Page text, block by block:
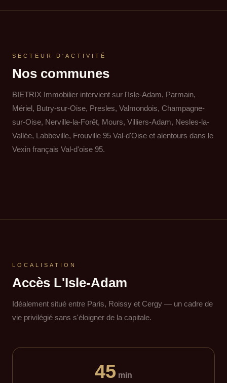
SECTEUR D'ACTIVITÉ
Nos communes
BIETRIX Immobilier intervient sur l'Isle-Adam, Parmain,
Mériel, Butry-sur-Oise, Presles, Valmondois, Champagne-
sur-Oise, Nerville-la-Forêt, Mours, Villiers-Adam, Nesles-la-
Vallée, Labbeville, Frouville 95 Val-d'Oise et alentours dans le
Vexin français Val-d'oise 95.
LOCALISATION
Accès L'Isle-Adam
Idéalement situé entre Paris, Roissy et Cergy — un cadre de
vie privilégié sans s'éloigner de la capitale.
45 min